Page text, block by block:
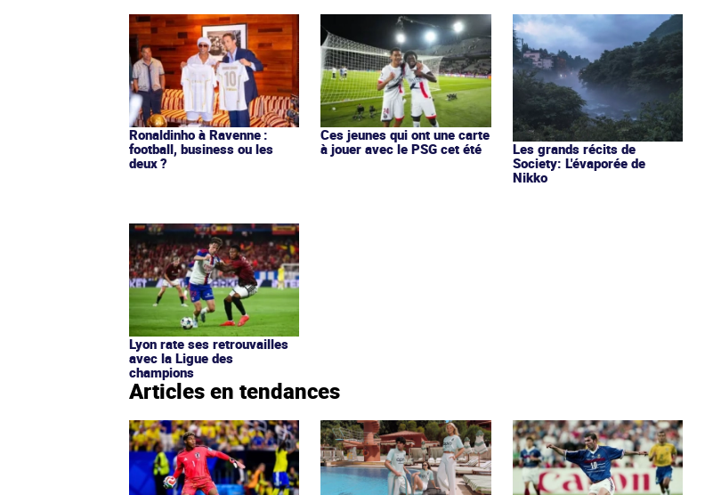
Ronaldinho à Ravenne :
football, business ou les
deux ?
Ces jeunes qui ont une carte
à jouer avec le PSG cet été
Les grands récits de
Society: L'évaporée de
Nikko
Lyon rate ses retrouvailles
avec la Ligue des
champions
Articles en tendances